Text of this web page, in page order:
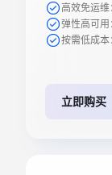
高效免运维
弹性高可用
按需低成本
立即购买